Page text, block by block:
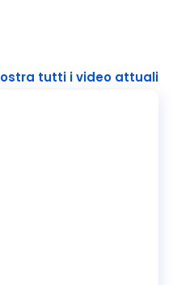
tutti i video attuali